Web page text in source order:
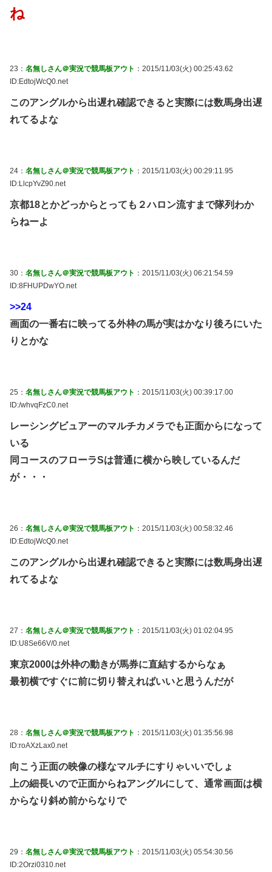
ね
23： 名無しさん＠実況で競馬板アウト ：2015/11/03(火) 00:25:43.62
ID:EdtojWcQ0.net
このアングルから出遅れ確認できると実際には数馬身出遅
れてるよな
24： 名無しさん＠実況で競馬板アウト ：2015/11/03(火) 00:29:11.95
ID:LlcpYvZ90.net
京都18とかどっからとっても２ハロン流すまで隊列わか
らねーよ
30： 名無しさん＠実況で競馬板アウト ：2015/11/03(火) 06:21:54.59
ID:8FHUPDwYO.net
>>24
画面の一番右に映ってる外枠の馬が実はかなり後ろにいた
りとかな
25： 名無しさん＠実況で競馬板アウト ：2015/11/03(火) 00:39:17.00
ID:/whvqFzC0.net
レーシングビュアーのマルチカメラでも正面からになって
いる
同コースのフローラSは普通に横から映しているんだ
が・・・
26： 名無しさん＠実況で競馬板アウト ：2015/11/03(火) 00:58:32.46
ID:EdtojWcQ0.net
このアングルから出遅れ確認できると実際には数馬身出遅
れてるよな
27： 名無しさん＠実況で競馬板アウト ：2015/11/03(火) 01:02:04.95
ID:U8Se66V/0.net
東京2000は外枠の動きが馬券に直結するからなぁ
最初横ですぐに前に切り替えればいいと思うんだが
28： 名無しさん＠実況で競馬板アウト ：2015/11/03(火) 01:35:56.98
ID:roAXzLax0.net
向こう正面の映像の様なマルチにすりゃいいでしょ
上の細長いので正面からねアングルにして、通常画面は横
からなり斜め前からなりで
29： 名無しさん＠実況で競馬板アウト ：2015/11/03(火) 05:54:30.56
ID:2Orzi0310.net